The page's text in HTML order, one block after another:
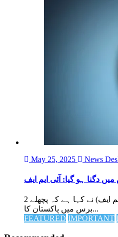
May 25, 2025 News
عالمی مالیاتی ادارے (آئی ایم ایف) نے کہا ہے کہ پچھلے 2
برس میں پاکستان کا...
FEATURED IMPORTANT